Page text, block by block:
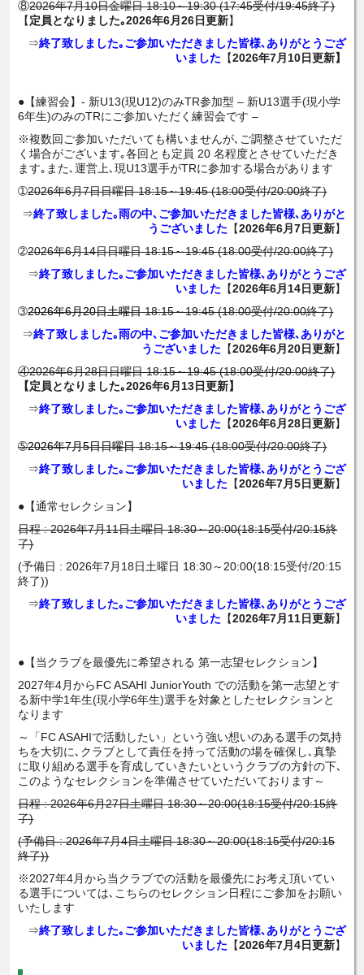
⑧2026年7月10日金曜日 18:10～19:30 (17:45受付/19:45終了)
【定員となりました｡2026年6月26日更新】
⇒終了致しました｡ご参加いただきました皆様､ありがとうござ
いました 【2026年7月10日更新】
●【練習会】- 新U13(現U12)のみTR参加型 – 新U13選手(現小学
6年生)のみのTRにご参加いただく練習会です –
※複数回ご参加いただいても構いませんが､ご調整させていただ
く場合がございます｡各回とも定員 20 名程度とさせていただき
ます｡また､運営上､現U13選手がTRに参加する場合があります
➀2026年6月7日日曜日 18:15～19:45 (18:00受付/20:00終了)
⇒終了致しました｡雨の中､ご参加いただきました皆様､ありがと
うございました 【2026年6月7日更新】
➁2026年6月14日日曜日 18:15～19:45 (18:00受付/20:00終了)
⇒終了致しました｡ご参加いただきました皆様､ありがとうござ
いました 【2026年6月14日更新】
➂2026年6月20日土曜日18:15～19:45 (18:00受付/20:00終了)
⇒終了致しました｡雨の中､ご参加いただきました皆様､ありがと
うございました 【2026年6月20日更新】
④2026年6月28日日曜日 18:15～19:45 (18:00受付/20:00終了)
【定員となりました｡2026年6月13日更新】
⇒終了致しました｡ご参加いただきました皆様､ありがとうござ
いました 【2026年6月28日更新】
➄2026年7月5日日曜日18:15～19:45 (18:00受付/20:00終了)
⇒終了致しました｡ご参加いただきました皆様､ありがとうござ
いました 【2026年7月5日更新】
●【通常セレクション】
日程 : 2026年7月11日土曜日 18:30～20:00(18:15受付/20:15終
了)
(予備日 : 2026年7月18日土曜日 18:30～20:00(18:15受付/20:15
終了))
⇒終了致しました｡ご参加いただきました皆様､ありがとうござ
いました 【2026年7月11日更新】
●【当クラブを最優先に希望される 第一志望セレクション】
2027年4月からFC ASAHI JuniorYouth での活動を第一志望とす
る新中学1年生(現小学6年生)選手を対象としたセレクションと
なります
～「FC ASAHIで活動したい」という強い想いのある選手の気持
ちを大切に､クラブとして責任を持って活動の場を確保し､真摯
に取り組める選手を育成していきたいというクラブの方針の下､
このようなセレクションを準備させていただいております～
日程 : 2026年6月27日土曜日 18:30～20:00(18:15受付/20:15終
了)
(予備日 : 2026年7月4日土曜日 18:30～20:00(18:15受付/20:15
終了))
※2027年4月から当クラブでの活動を最優先にお考え頂いてい
る選手については､こちらのセレクション日程にご参加をお願い
いたします
⇒終了致しました｡ご参加いただきました皆様､ありがとうござ
いました 【2026年7月4日更新】